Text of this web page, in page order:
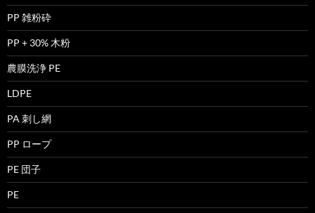
PP 雑粉砕
PP + 30% 木粉
農膜洗浄 PE
LDPE
PA 刺し網
PP ロープ
PE 団子
PE